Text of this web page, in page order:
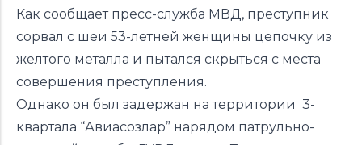
Как сообщает пресс-служба МВД, преступник
сорвал с шеи 53-летней женщины цепочку из
желтого металла и пытался скрыться с места
совершения преступления.
Однако он был задержан на территории 3-
квартала “Авиасозлар” нарядом патрульно-